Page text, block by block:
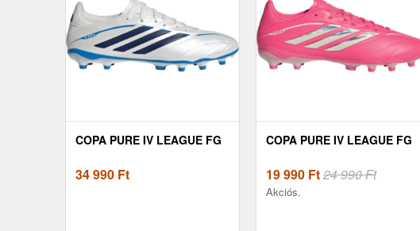
COPA PURE IV LEAGUE FG
34 990 Ft
COPA PURE IV LEAGUE FG
19 990 Ft24 990 Ft
Akciós.